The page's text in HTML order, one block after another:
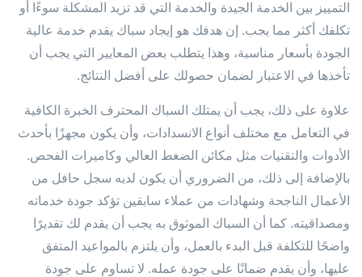
التمييز بين الخدمة الجيدة والخدمة التي قد تزيد المشكلة سوءًا أو
تكلفك أكثر مما يجب. إن هدفك هو إيجاد سباك يقدم خدمة عالية
الجودة بأسعار مناسبة، وهذا يتطلب بعض المعايير التي يجب أن
تأخذها في الاعتبار لضمان حصولك على أفضل النتائج.
علاوة على ذلك، يجب أن يمتلك السباك المحترف الخبرة الكافية
في التعامل مع مختلف أنواع الانسدادات، وأن يكون مجهزًا بأحدث
الأدوات والتقنيات مثل مكائن الضغط العالي وكاميرات الفحص.
بالإضافة إلى ذلك، من الضروري أن يكون لديه سجل حافل من
الأعمال الناجحة وشهادات من عملاء سابقين تؤكد جودة خدماته
ومصداقيته. كما أن السباك الموثوق به يجب أن يقدم لك تقديرًا
واضحًا للتكلفة قبل البدء بالعمل، وأن يلتزم بالمواعيد المتفق
عليها، وأن يقدم ضمانًا على جودة عمله. لا تساوم على جودة